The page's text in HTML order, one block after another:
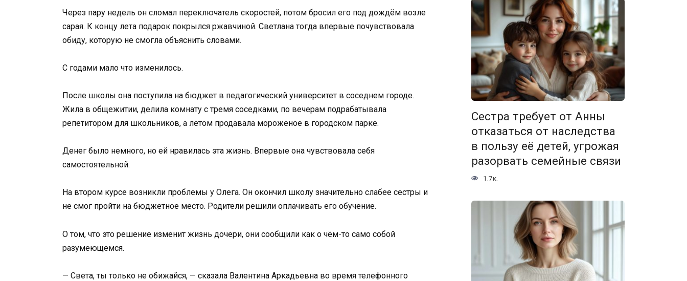
Через пару недель он сломал переключатель скоростей, потом бросил его под дождём возле
сарая. К концу лета подарок покрылся ржавчиной. Светлана тогда впервые почувствовала
обиду, которую не смогла объяснить словами.
С годами мало что изменилось.
После школы она поступила на бюджет в педагогический университет в соседнем городе.
Жила в общежитии, делила комнату с тремя соседками, по вечерам подрабатывала
репетитором для школьников, а летом продавала мороженое в городском парке.
Денег было немного, но ей нравилась эта жизнь. Впервые она чувствовала себя
самостоятельной.
На втором курсе возникли проблемы у Олега. Он окончил школу значительно слабее сестры и
не смог пройти на бюджетное место. Родители решили оплачивать его обучение.
О том, что это решение изменит жизнь дочери, они сообщили как о чём-то само собой
разумеющемся.
— Света, ты только не обижайся, — сказала Валентина Аркадьевна во время телефонного
Сестра требует от Анны
отказаться от наследства
в пользу её детей, угрожая
разорвать семейные связи
1.7к.